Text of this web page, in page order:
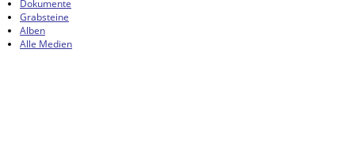
Dokumente
Grabsteine
Alben
Alle Medien